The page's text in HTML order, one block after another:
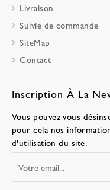
Livraison
Suivie de commande
SiteMap
Contact
Inscription À La
Vous pouvez vous
pour cela nos
d'utilisation du site.